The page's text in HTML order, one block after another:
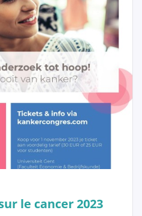
de la tumeur
après la
le cancer 2023